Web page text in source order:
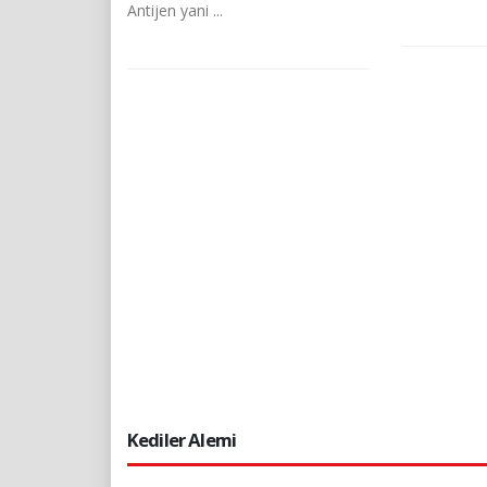
Antijen yani ...
Kediler Alemi